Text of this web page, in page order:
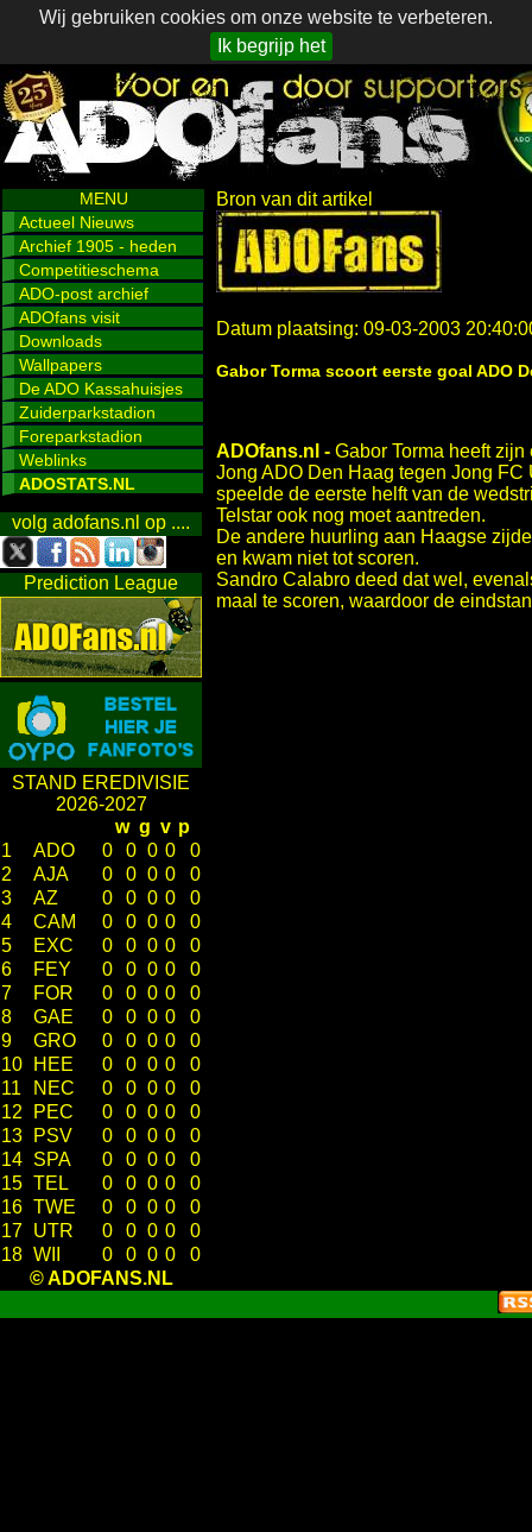
Wij gebruiken cookies om onze website te verbeteren.
Ik begrijp het
MENU
Actueel Nieuws
Archief 1905 - heden
Competitieschema
ADO-post archief
ADOfans visit
Downloads
Wallpapers
De ADO Kassahuisjes
Zuiderparkstadion
Foreparkstadion
Weblinks
ADOSTATS.NL
volg adofans.nl op ....
Prediction League
STAND EREDIVISIE
2026-2027
w g v p
1
ADO 0 0 0 0
0
2
AJA 0 0 0 0
0
3
AZ 0 0 0 0
0
4
CAM 0 0 0 0
0
5
EXC 0 0 0 0
0
6
FEY 0 0 0 0
0
7
FOR 0 0 0 0
0
8
GAE 0 0 0 0
0
9
GRO 0 0 0 0
0
10
HEE 0 0 0 0
0
11
NEC 0 0 0 0
0
12
PEC 0 0 0 0
0
13
PSV 0 0 0 0
0
14 SPA 0 0 0 0
0
15 TEL 0 0 0 0
0
16 TWE 0 0 0 0
0
17 UTR 0 0 0 0
0
18 WII 0 0 0 0
0
© ADOFANS.NL
Bron van dit artikel
Datum plaatsing: 09-03-2003
Gabor Torma scoort eerste goal ADO
ADOfans.nl - Gabor Torma heeft
Jong ADO Den Haag tegen Jong FC
speelde de eerste helft van de
Telstar ook nog moet aantreden.
De andere huurling aan Haagse
en kwam niet tot scoren.
Sandro Calabro deed dat wel,
maal te scoren, waardoor de